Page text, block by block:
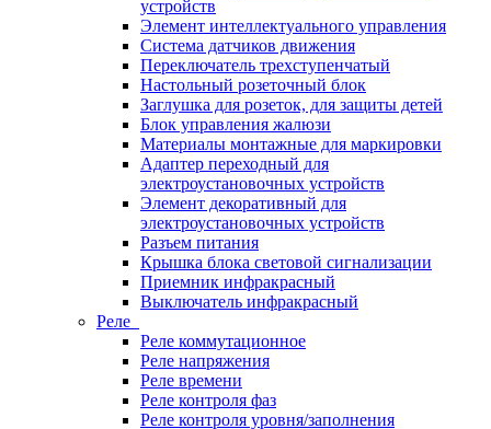
устройств
Элемент интеллектуального управления
Система датчиков движения
Переключатель трехступенчатый
Настольный розеточный блок
Заглушка для розеток, для защиты детей
Блок управления жалюзи
Материалы монтажные для маркировки
Адаптер переходный для
электроустановочных устройств
Элемент декоративный для
электроустановочных устройств
Разъем питания
Крышка блока световой сигнализации
Приемник инфракрасный
Выключатель инфракрасный
Реле
Реле коммутационное
Реле напряжения
Реле времени
Реле контроля фаз
Реле контроля уровня/заполнения